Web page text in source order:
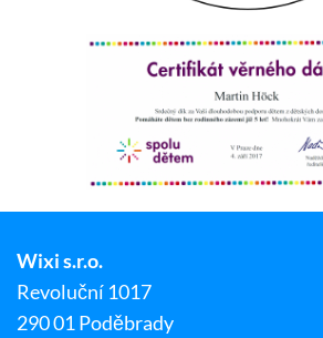
Wixi s.r.o.
Revoluční 1017
290 01 Poděbrady